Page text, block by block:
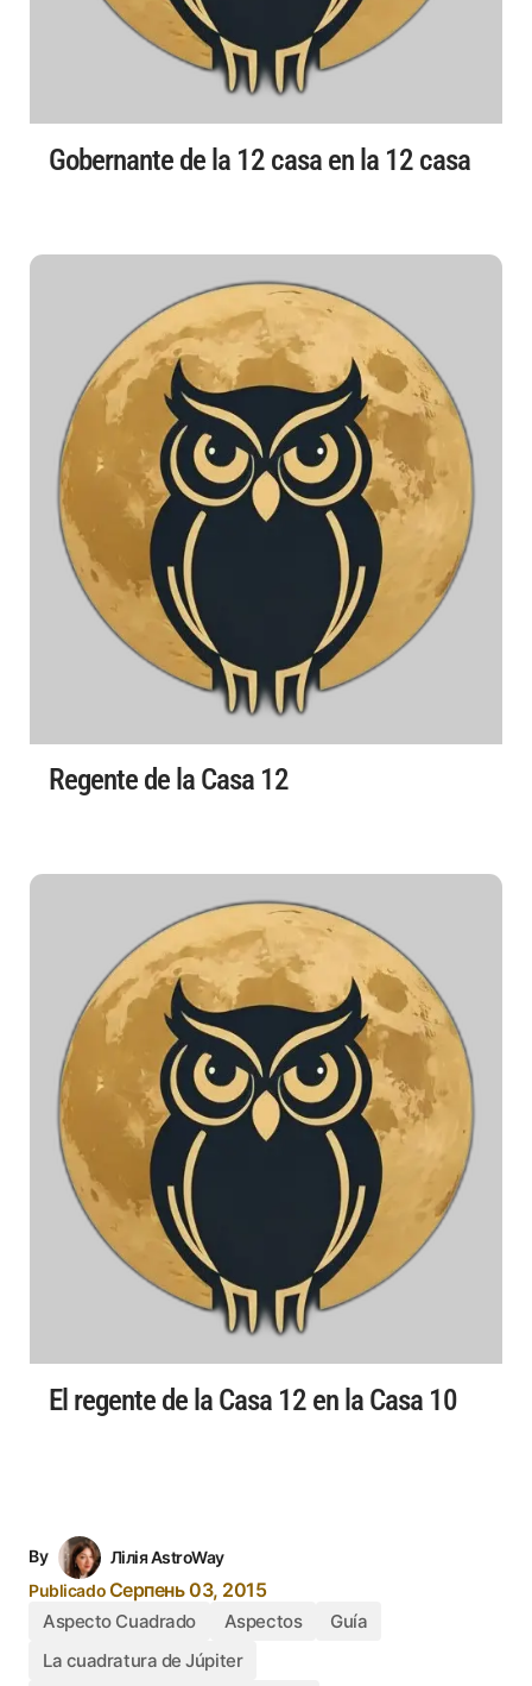
Gobernante de la 12 casa en la 12 casa
Regente de la Casa 12
El regente de la Casa 12 en la Casa 10
By
Лілія AstroWay
PublicadoСерпень 03, 2015
Aspecto Cuadrado Aspectos
Guía
La cuadratura de Júpiter